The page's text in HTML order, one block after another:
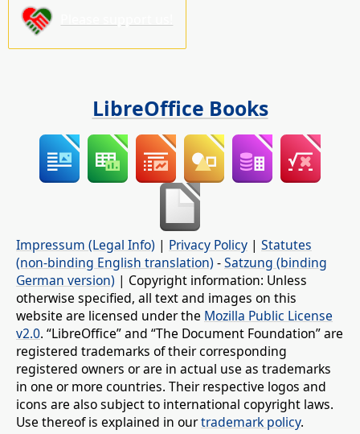
LibreOffice Books
Impressum (Legal Info) | Privacy Policy | Statutes
(non-binding English translation) -Satzung (binding
German version) | Copyright information: Unless
otherwise specified, all text and images on this
website are licensed under the Mozilla Public License
v2.0. “LibreOffice” and “The Document Foundation” are
registered trademarks of their corresponding
registered owners or are in actual use as trademarks
in one or more countries. Their respective logos and
icons are also subject to international copyright laws.
Use thereof is explained in ourtrademark policy.